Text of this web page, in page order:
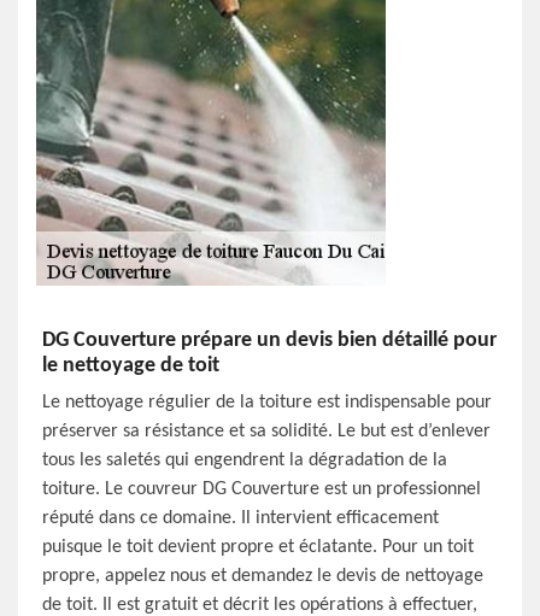
DG Couverture prépare un devis bien détaillé pour
le nettoyage de toit
Le nettoyage régulier de la toiture est indispensable pour
préserver sa résistance et sa solidité. Le but est d’enlever
tous les saletés qui engendrent la dégradation de la
toiture. Le couvreur DG Couverture est un professionnel
réputé dans ce domaine. Il intervient efficacement
puisque le toit devient propre et éclatante. Pour un toit
propre, appelez nous et demandez le devis de nettoyage
de toit. Il est gratuit et décrit les opérations à effectuer,